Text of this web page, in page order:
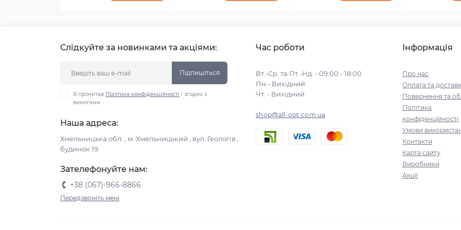
Слідкуйте за новинками та акціями:
Підпишіться
Я прочитав Політика конфіденційності і згоден з
вимогами
Наша адреса:
Хмельницька обл. , м. Хмельницький , вул. Геологів ,
будинок 19
Зателефонуйте нам:
+38 (067)-966-8866
Передзвоніть мені
Час роботи
Вт.-Ср. та Пт.-Нд. - 09:00 - 18:00
Пн - Вихідний
Чт. - Вихідний
shop@all-opt.com.ua
Інформація
Про нас
Оплата та
Повернення та
Політика
конфіденційності
Умови
Контакти
Карта сайту
Виробники
Акції